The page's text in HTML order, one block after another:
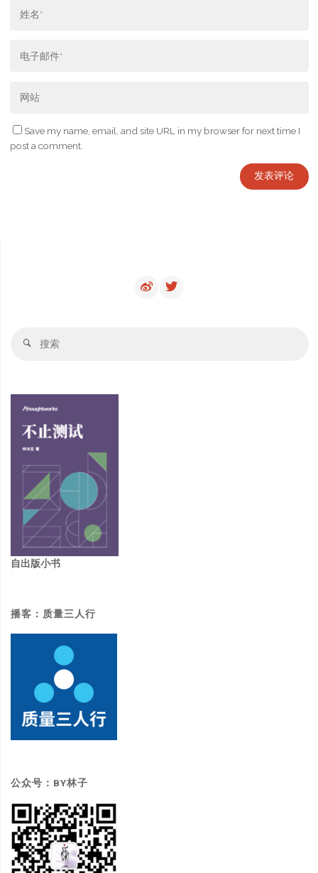
Save my name, email, and site URL in my browser for next time I
post a comment.
搜
自出版小书
播客：质量三人行
公众号：BY林子